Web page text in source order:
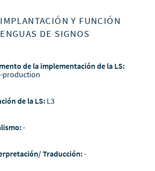
Y FUNCIÓN
DE SIGNOS
de la implementación de la LS:
production
de la LS: L3
-
Traducción:-